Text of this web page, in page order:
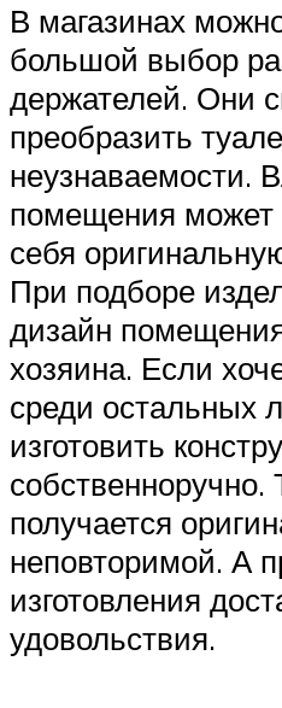
В магазинах
большой выбор
держателей. Они
преобразить
неузнаваемости.
помещения может
себя
При подборе
дизайн
хозяина. Если
среди остальных
изготовить
собственноручно.
получается
неповторимой. А
изготовления
удовольствия.